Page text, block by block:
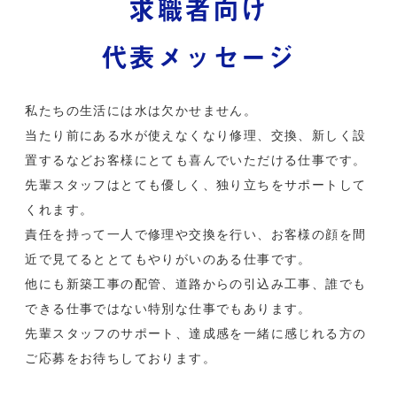
求職者向け
代表メッセージ
私たちの生活には水は欠かせません。
当たり前にある水が使えなくなり修理、交換、新しく設
置するなどお客様にとても喜んでいただける仕事です。
先輩スタッフはとても優しく、独り立ちをサポートして
くれます。
責任を持って一人で修理や交換を行い、お客様の顔を間
近で見てるととてもやりがいのある仕事です。
他にも新築工事の配管、道路からの引込み工事、誰でも
できる仕事ではない特別な仕事でもあります。
先輩スタッフのサポート、達成感を一緒に感じれる方の
ご応募をお待ちしております。